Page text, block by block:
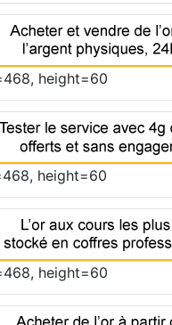
height=60
height=60
height=60